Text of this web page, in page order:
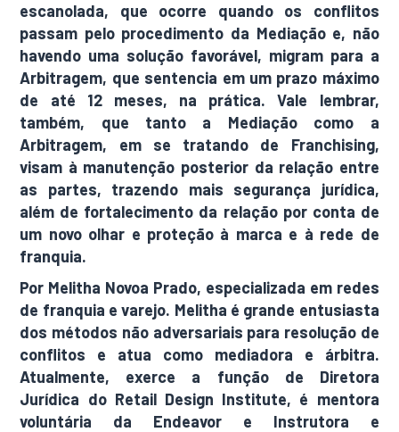
escanolada, que ocorre quando os conflitos
passam pelo procedimento da Mediação e, não
havendo uma solução favorável, migram para a
Arbitragem, que sentencia em um prazo máximo
de até 12 meses, na prática. Vale lembrar,
também, que tanto a Mediação como a
Arbitragem, em se tratando de Franchising,
visam à manutenção posterior da relação entre
as partes, trazendo mais segurança jurídica,
além de fortalecimento da relação por conta de
um novo olhar e proteção à marca e à rede de
franquia.
Por Melitha Novoa Prado, especializada em redes
de franquia e varejo. Melitha é grande entusiasta
dos métodos não adversariais para resolução de
conflitos e atua como mediadora e árbitra.
Atualmente, exerce a função de Diretora
Jurídica do Retail Design Institute, é mentora
voluntária da Endeavor e Instrutora e